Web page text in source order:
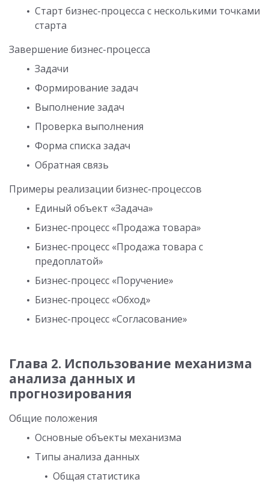
Старт бизнес-процесса с несколькими точками
старта
Завершение бизнес-процесса
Задачи
Формирование задач
Выполнение задач
Проверка выполнения
Форма списка задач
Обратная связь
Примеры реализации бизнес-процессов
Единый объект «Задача»
Бизнес-процесс «Продажа товара»
Бизнес-процесс «Продажа товара с
предоплатой»
Бизнес-процесс «Поручение»
Бизнес-процесс «Обход»
Бизнес-процесс «Согласование»
Глава 2. Использование механизма
анализа данных и
прогнозирования
Общие положения
Основные объекты механизма
Типы анализа данных
Общая статистика